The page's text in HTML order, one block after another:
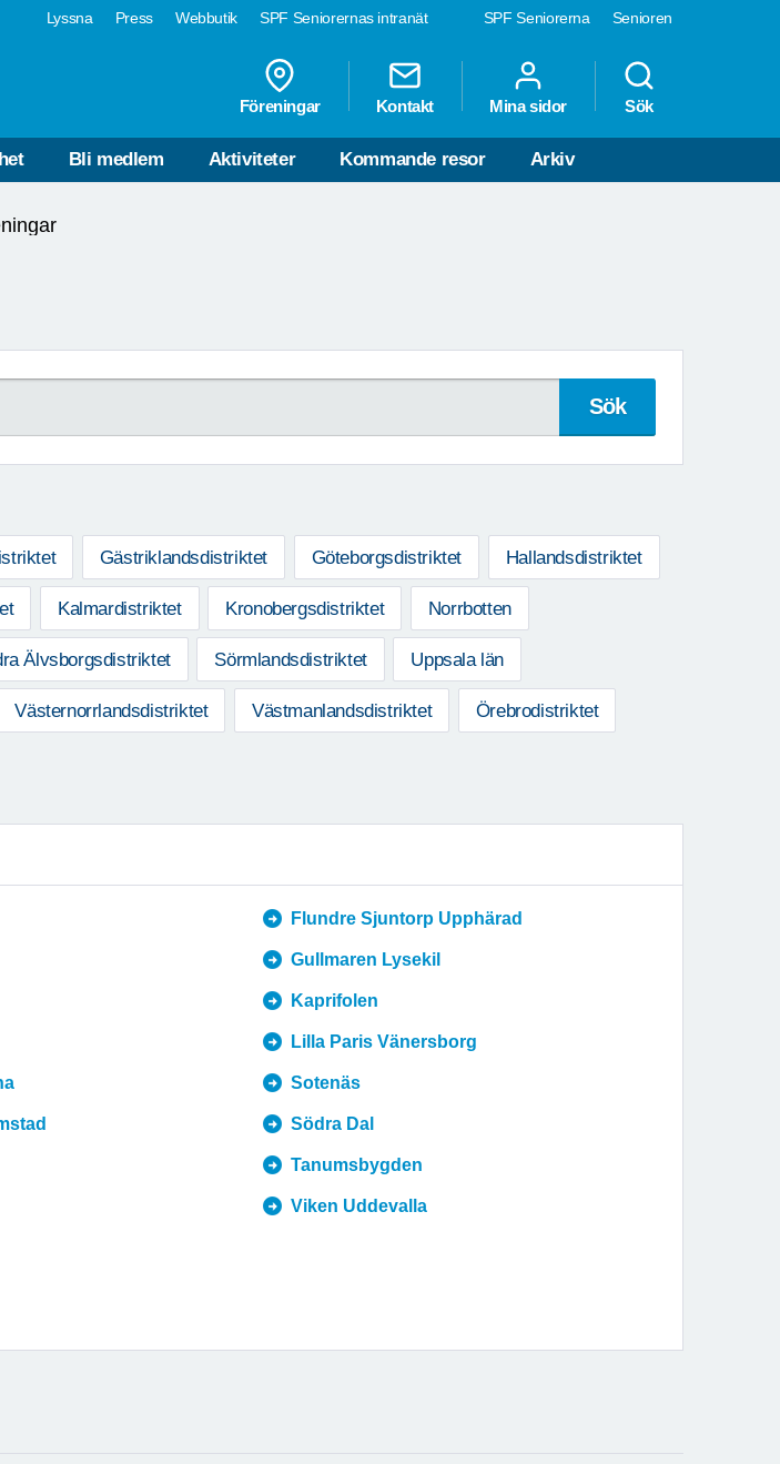
SPF Seniorerna Senioren
Lyssna Press Webbutik SPF Seniorernas intranät
Föreningar Kontakt Mina sidor Sök
Bli medlem Aktiviteter Kommande resor Arkiv
Gästriklandsdistriktet Göteborgsdistriktet Hallandsdistriktet
Kalmardistriktet Kronobergsdistriktet Norrbotten
Älvsborgsdistriktet Sörmlandsdistriktet Uppsala län
Västernorrlandsdistriktet Västmanlandsdistriktet Örebrodistriktet
Flundre Sjuntorp Upphärad
Gullmaren Lysekil
Kaprifolen
Lilla Paris Vänersborg
Sotenäs
Södra Dal
Tanumsbygden
Viken Uddevalla